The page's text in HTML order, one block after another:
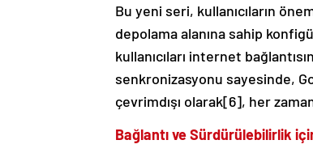
Bu yeni seri, kullanıcıların
depolama alanına sahip
kullanıcıları internet
senkronizasyonu sayesinde,
çevrimdışı olarak[6], her
Bağlantı ve Sürdürülebilirlik